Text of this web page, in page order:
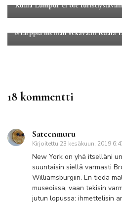
Kuala Lumpur ei ole
8 tärppiä hieman sekavaan Kuala
18 kommentti
Sateenmuru
Kirjoitettu 23 kesäkuun, 2019
New York on yhä itselläni
suuntaisin siellä varmasti
Williamsburgiin. En tiedä
museoissa, vaan tekisin
jutun lopussa: ihmettelisin